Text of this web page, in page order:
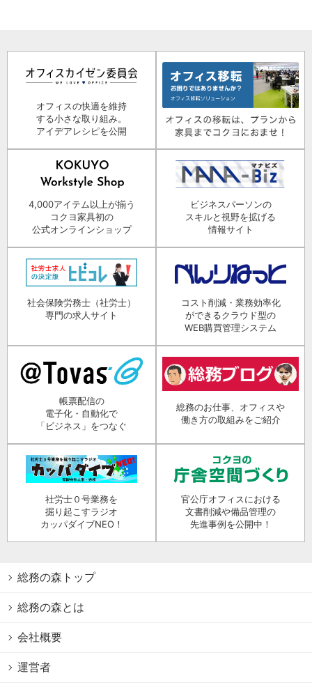
オフィスの快適を維持
する小さな取り組み。
アイデアレシピを公開
4,000アイテム以上が揃う
コクヨ家具初の
公式オンラインショップ
ビジネスパーソンの
スキルと視野を拡げる
情報サイト
社会保険労務士（社労士）
専門の求人サイト
コスト削減・業務効率化
ができるクラウド型の
WEB購買管理システム
帳票配信の
電子化・自動化で
「ビジネス」をつなぐ
総務のお仕事、オフィスや
働き方の取組みをご紹介
社労士０号業務を
掘り起こすラジオ
カッパダイブNEO！
官公庁オフィスにおける
文書削減や備品管理の
先進事例を公開中！
総務の森トップ
総務の森とは
会社概要
運営者